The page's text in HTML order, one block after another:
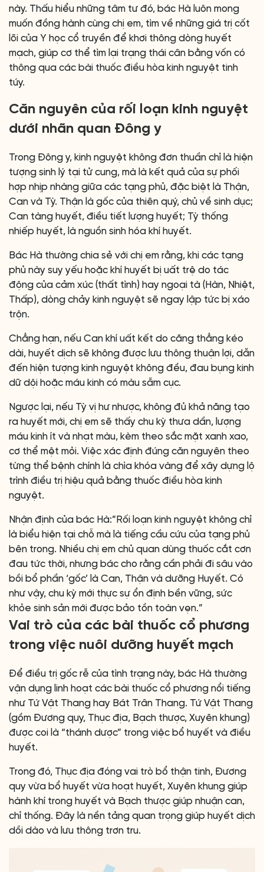
này. Thấu hiểu những tâm tư đó, bác Hà luôn mong
muốn đồng hành cùng chị em, tìm về những giá trị cốt
lõi của Y học cổ truyền để khơi thông dòng huyết
mạch, giúp cơ thể tìm lại trạng thái cân bằng vốn có
thông qua các bài thuốc điều hòa kinh nguyệt tinh
túy.
Căn nguyên của rối loạn kinh nguyệt
dưới nhãn quan Đông y
Trong Đông y, kinh nguyệt không đơn thuần chỉ là hiện
tượng sinh lý tại tử cung, mà là kết quả của sự phối
hợp nhịp nhàng giữa các tạng phủ, đặc biệt là Thận,
Can và Tỳ. Thận là gốc của thiên quý, chủ về sinh dục;
Can tàng huyết, điều tiết lượng huyết; Tỳ thống
nhiếp huyết, là nguồn sinh hóa khí huyết.
Bác Hà thường chia sẻ với chị em rằng, khi các tạng
phủ này suy yếu hoặc khí huyết bị uất trệ do tác
động của cảm xúc (thất tình) hay ngoại tà (Hàn, Nhiệt,
Thấp), dòng chảy kinh nguyệt sẽ ngay lập tức bị xáo
trộn.
Chẳng hạn, nếu Can khí uất kết do căng thẳng kéo
dài, huyết dịch sẽ không được lưu thông thuận lợi, dẫn
đến hiện tượng kinh nguyệt không đều, đau bụng kinh
dữ dội hoặc máu kinh có màu sẫm cục.
Ngược lại, nếu Tỳ vị hư nhược, không đủ khả năng tạo
ra huyết mới, chị em sẽ thấy chu kỳ thưa dần, lượng
máu kinh ít và nhạt màu, kèm theo sắc mặt xanh xao,
cơ thể mệt mỏi. Việc xác định đúng căn nguyên theo
từng thể bệnh chính là chìa khóa vàng để xây dựng lộ
trình điều trị hiệu quả bằng thuốc điều hòa kinh
nguyệt.
Nhận định của bác Hà:”Rối loạn kinh nguyệt không chỉ
là biểu hiện tại chỗ mà là tiếng cầu cứu của tạng phủ
bên trong. Nhiều chị em chủ quan dùng thuốc cắt cơn
đau tức thời, nhưng bác cho rằng cần phải đi sâu vào
bồi bổ phần ‘gốc’ là Can, Thận và dưỡng Huyết. Có
như vậy, chu kỳ mới thực sự ổn định bền vững, sức
khỏe sinh sản mới được bảo tồn toàn vẹn.”
Vai trò của các bài thuốc cổ phương
trong việc nuôi dưỡng huyết mạch
Để điều trị gốc rễ của tình trạng này, bác Hà thường
vận dụng linh hoạt các bài thuốc cổ phương nổi tiếng
như Tứ Vật Thang hay Bát Trân Thang. Tứ Vật Thang
(gồm Đương quy, Thục địa, Bạch thược, Xuyên khung)
được coi là “thánh dược” trong việc bổ huyết và điều
huyết.
Trong đó, Thục địa đóng vai trò bổ thận tinh, Đương
quy vừa bổ huyết vừa hoạt huyết, Xuyên khung giúp
hành khí trong huyết và Bạch thược giúp nhuận can,
chỉ thống. Đây là nền tảng quan trọng giúp huyết dịch
dồi dào và lưu thông trơn tru.